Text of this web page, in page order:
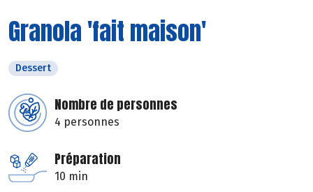
Granola 'fait maison'
Dessert
Nombre de personnes
4 personnes
Préparation
10 min